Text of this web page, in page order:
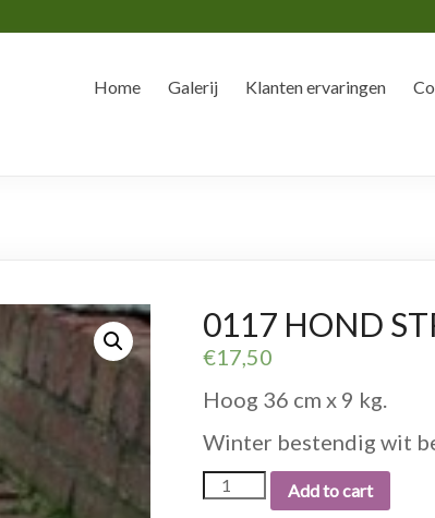
Home Galerij Klanten ervaringen
0117 HOND
€17,50
Hoog 36 cm x 9 kg.
Winter bestendig wit
0117
HOND
Add to cart